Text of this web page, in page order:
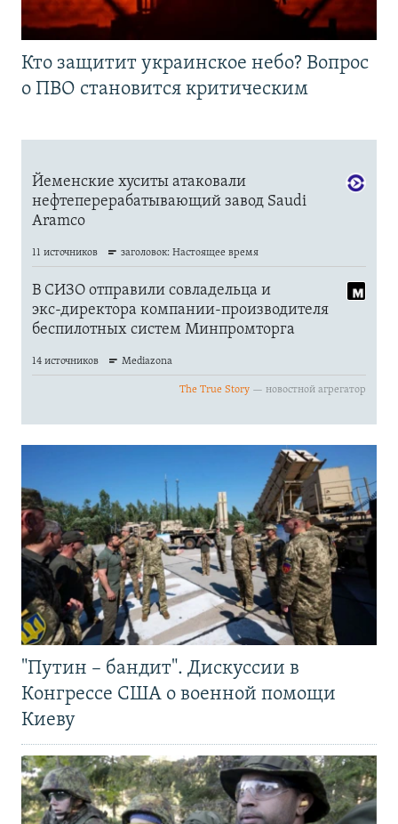
Кто защитит украинское небо? Вопрос
о ПВО становится критическим
"Путин – бандит". Дискуссии в
Конгрессе США о военной помощи
Киеву